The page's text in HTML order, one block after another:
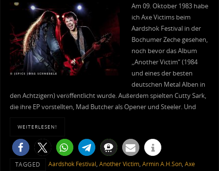
Am 09. Oktober 1983 habe
ich Axe Victims beim
Aardshok Festival in der
Bochumer Zeche gesehen,
noch bevor das Album
„Another Victim“ (1984
und eines der besten
deutschen Metal Alben in
den Achtzigern) veröffentlicht wurde. Außerdem spielten Cutty Sark,
die ihre EP vorstellten, Mad Butcher als Opener und Steeler. Und
WEITERLESEN!
TAGGED Aardshok Festival, Another Victim, Armin A.H.Son, Axe